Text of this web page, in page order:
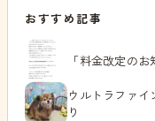
おすすめ記事
「料金改定の
ウルトラファ
り